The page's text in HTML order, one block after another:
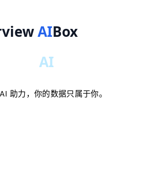
助力，你的数据只属于你。